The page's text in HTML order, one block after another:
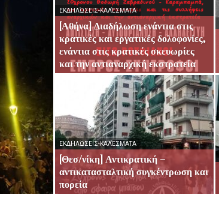
Οργάνωση
ΕΚΔΗΛΏΣΕΙΣ-ΚΑΛΈΣΜΑΤΑ
[Αθήνα] Διαδήλωση ενάντια στις
κρατικές και εργατικές δολοφονίες,
ενάντια στις κρατικές σκευωρίες
και την αντιαναρχική εκστρατεία
ΕΚΔΗΛΏΣΕΙΣ-ΚΑΛΈΣΜΑΤΑ
[Θεσ/νίκη] Αντικρατική –
αντικατασταλτική συγκέντρωση και
πορεία